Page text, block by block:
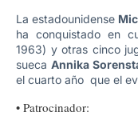
La estadounidense
ha conquistado en
1963) y otras cinco
suecaAnnika
el cuarto año que el
• Patrocinador: